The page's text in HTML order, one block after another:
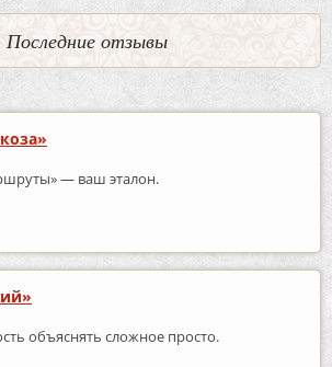
Последние отзывы
— ваш эталон.
объяснять сложное просто.